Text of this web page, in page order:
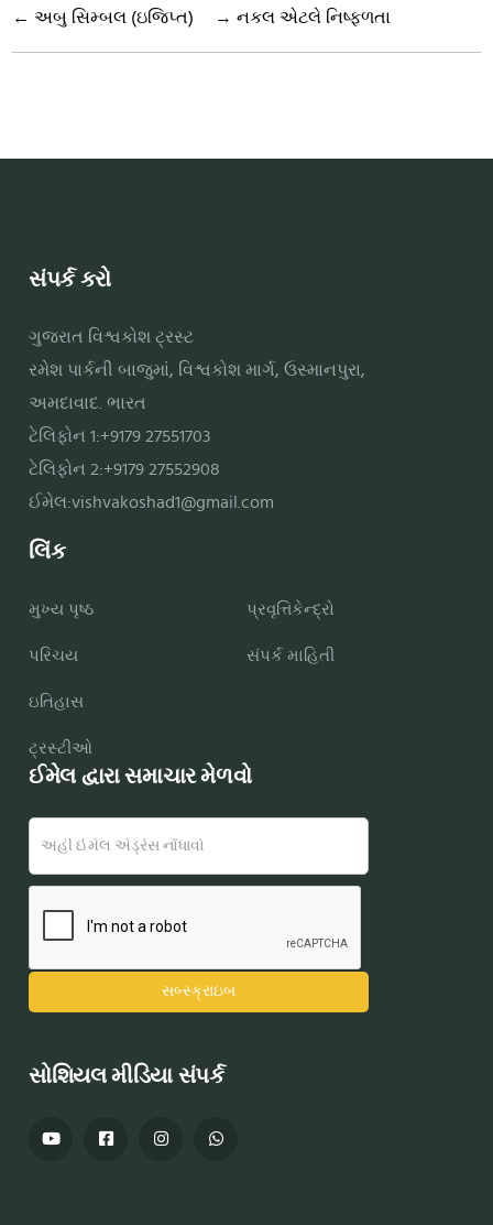
← અબુ સિમ્બલ (ઇજિપ્ત) → નકલ એટલે નિષ્ફળતા
સંપર્ક કરો
ગુજરાત વિશ્વકોશ ટ્રસ્ટ
રમેશ પાર્કની બાજુમાં, વિશ્વકોશ માર્ગ, ઉસ્માનપુરા,
અમદાવાદ. ભારત
ટેલિફોન 1:+9179 27551703
ટેલિફોન 2:+9179 27552908
ઈમેલ:vishvakoshad1@gmail.com
લિંક
મુખ્ય પૃષ્ઠ
પરિચય
ઇતિહાસ
ટ્રસ્ટીઓ
પ્રવૃત્તિકેન્દ્રો
સંપર્ક માહિતી
ઈમેલ દ્વારા સમાચાર મેળવો
સોશિયલ મીડિયા સંપર્ક